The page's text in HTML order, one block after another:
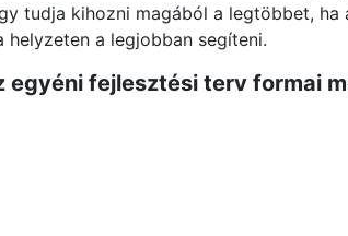
tudja kihozni magából a legtöbbet,
helyzeten a legjobban segíteni.
egyéni fejlesztési terv formai